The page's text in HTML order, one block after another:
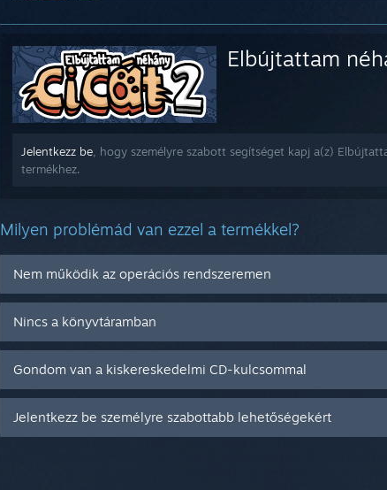
Elbújtattam
Jelentkezz be , hogy személyre szabott segítséget kapj a(z)
termékhez.
Milyen problémád van ezzel a termékkel?
Nem működik az operációs rendszeremen
Nincs a könyvtáramban
Gondom van a kiskereskedelmi CD-kulcsommal
Jelentkezz be személyre szabottabb lehetőségekért